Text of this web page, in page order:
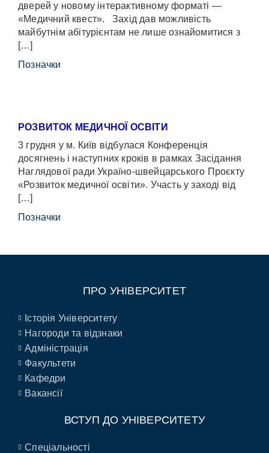
дверей у новому інтерактивному форматі —
«Медичний квест». Захід дав можливість
майбутнім абітурієнтам не лише ознайомитися з
[…]
Позначки
РОЗВИТОК МЕДИЧНОЇ ОСВІТИ
3 грудня у м. Київ відбулася Конференція
досягнень і наступних кроків в рамках Засідання
Наглядової ради Україно-швейцарського Проєкту
«Розвиток медичної освіти». Участь у заході від
[…]
Позначки
ПРО УНІВЕРСИТЕТ
Історія Університету
Нагороди та відзнаки
Адміністрація
Факультети
Кафедри
Вакансії
ВСТУП ДО УНІВЕРСИТЕТУ
Спеціальності